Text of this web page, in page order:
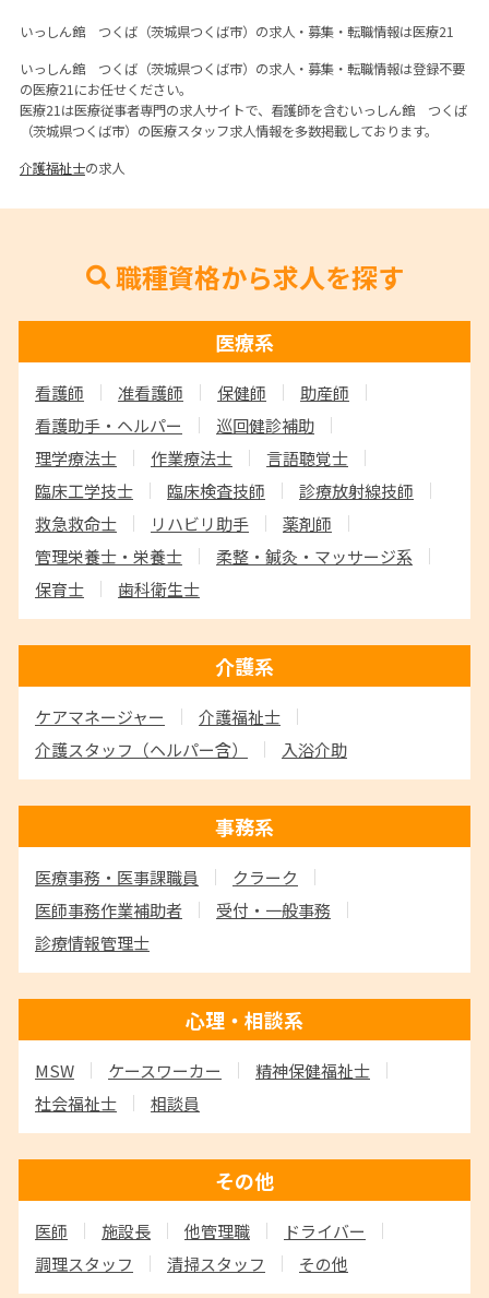
いっしん館 つくば（茨城県つくば市）の求人・募集・転職情報は医療21
いっしん館 つくば（茨城県つくば市）の求人・募集・転職情報は登録不要
の医療21にお任せください。
医療21は医療従事者専門の求人サイトで、看護師を含むいっしん館 つくば
（茨城県つくば市）の医療スタッフ求人情報を多数掲載しております。
介護福祉士の求人
職種資格から求人を探す
医療系
看護師 准看護師 保健師
助産師
看護助手・ヘルパー
巡回健診補助
理学療法士
作業療法士
言語聴覚士
臨床工学技士
臨床検査技師
診療放射線技師
救急救命士
リハビリ助手
薬剤師
管理栄養士・栄養士
柔整・鍼灸・マッサージ系
保育士
歯科衛生士
介護系
ケアマネージャー
介護福祉士
介護スタッフ （ヘルパー含） 入浴介助
事務系
医療事務・医事課職員
クラーク
医師事務作業補助者
受付・一般事務
診療情報管理士
心理・相談系
MSW ケースワーカー
精神保健福祉士
社会福祉士
相談員
その他
医師 施設長 他管理職
ドライバー
調理スタッフ
清掃スタッフ その他